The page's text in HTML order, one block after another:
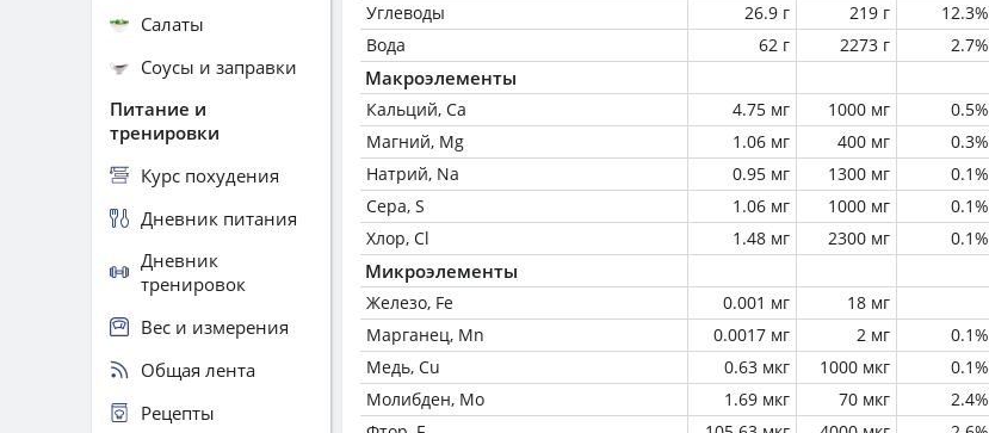
Углеводы
26.9 г 219 г 12.3%
Вода
62 г 2273 г 2.7%
Макроэлементы
Кальций, Ca 4.75 мг 1000 мг 0.5%
Магний, Mg
1.06 мг 400 мг 0.3%
Натрий, Na
0.95 мг 1300 мг 0.1%
Сера, S
1.06 мг 1000 мг 0.1%
Хлор, Cl
1.48 мг 2300 мг 0.1%
Микроэлементы
Железо, Fe 0.001 мг 18 мг
Марганец, Mn
0.0017 мг 2 мг 0.1%
Медь, Cu
0.63 мкг 1000 мкг 0.1%
Молибден, Mo
1.69 мкг 70 мкг 2.4%
Салаты
Соусы и заправки
Питание и
тренировки
Курс похудения
Дневник питания
Дневник
тренировок
Вес и измерения
Общая лента
Рецепты